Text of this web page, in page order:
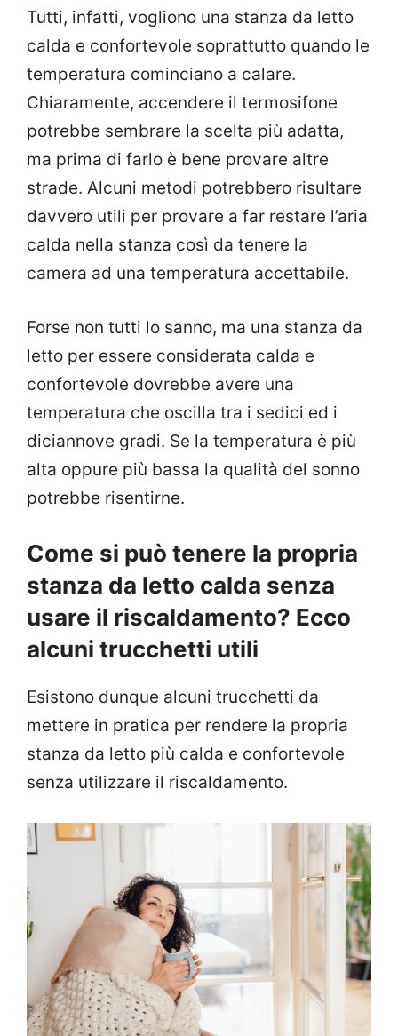
Tutti, infatti, vogliono una stanza da letto
calda e confortevole soprattutto quando le
temperatura cominciano a calare.
Chiaramente, accendere il termosifone
potrebbe sembrare la scelta più adatta,
ma prima di farlo è bene provare altre
strade. Alcuni metodi potrebbero risultare
davvero utili per provare a far restare l’aria
calda nella stanza così da tenere la
camera ad una temperatura accettabile.
Forse non tutti lo sanno, ma una stanza da
letto per essere considerata calda e
confortevole dovrebbe avere una
temperatura che oscilla tra i sedici ed i
diciannove gradi. Se la temperatura è più
alta oppure più bassa la qualità del sonno
potrebbe risentirne.
Come si può tenere la propria
stanza da letto calda senza
usare il riscaldamento? Ecco
alcuni trucchetti utili
Esistono dunque alcuni trucchetti da
mettere in pratica per rendere la propria
stanza da letto più calda e confortevole
senza utilizzare il riscaldamento.